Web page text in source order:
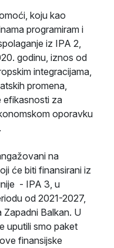
koju kao
programiram i
iz IPA 2,
godinu, iznos od
integracijama,
promena,
efikasnosti za
oporavku
na
će biti finansirani iz
- IPA 3, u
od 2021-2027,
Balkan. U
uputili smo paket
finansijske